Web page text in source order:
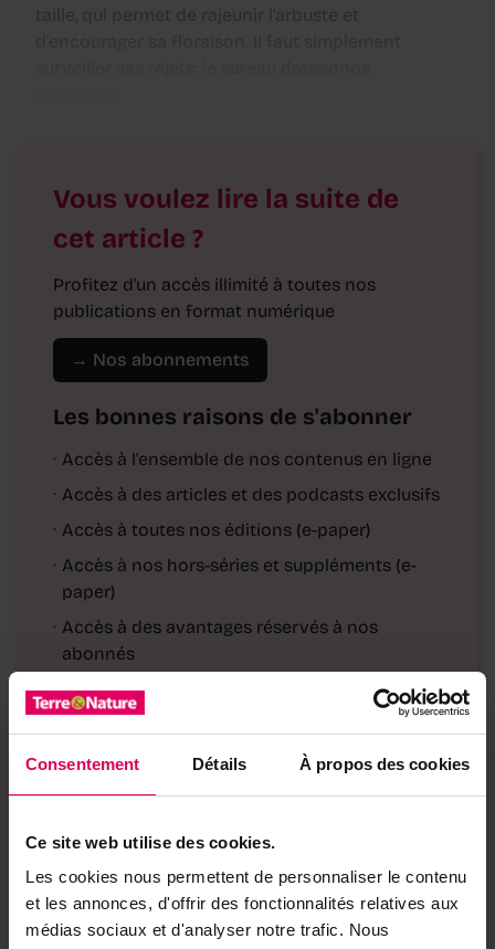
Consentement Détails À propos des cookies
Ce site web utilise des cookies.
Les cookies nous permettent de personnaliser le contenu
et les annonces, d'offrir des fonctionnalités relatives aux
médias sociaux et d'analyser notre trafic. Nous
taille, qui permet de rajeunir l’arbuste et
Vous voulez lire la suite de
cet article ?
Profitez d'un accès illimité à toutes nos
publications en format numérique
→ Nos abonnements
Les bonnes raisons de s'abonner
· Accès à l'ensemble de nos contenus en ligne
· Accès à des articles et des podcasts exclusifs
· Accès à toutes nos éditions (e-paper)
· Accès à nos hors-séries et suppléments (e-
paper)
· Accès à des avantages réservés à nos
abonnés
Déjà abonné·e ?
notre boutique
Découvrez les produits